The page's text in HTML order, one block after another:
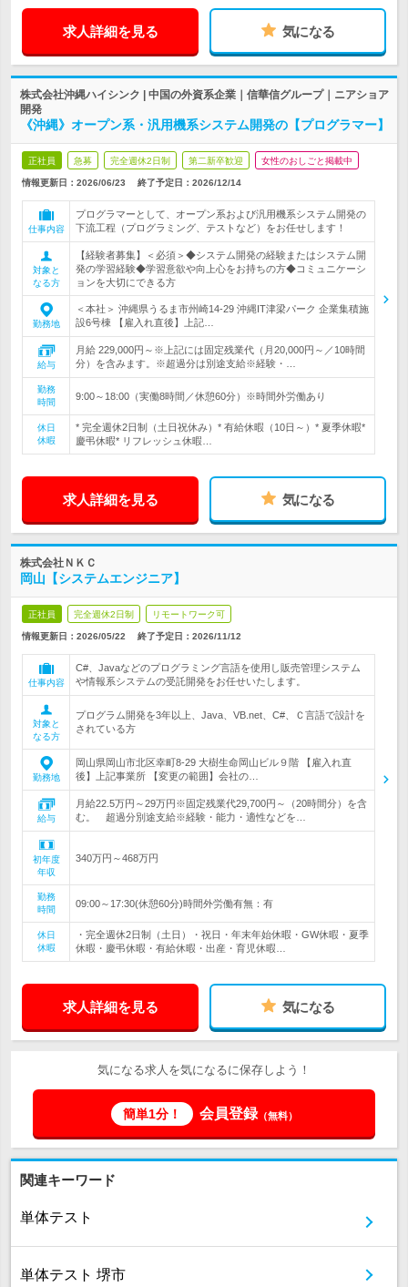
求人詳細を見る 気になる
株式会社沖縄ハイシンク | 中国の外資系企業｜信華信グループ｜ニアショア
開発
《沖縄》オープン系・汎用機系システム開発の【プログラマー】
正社員 急募 完全週休2日制 第二新卒歓迎 女性のおしごと掲載中
情報更新日：2026/06/23 終了予定日： 2026/12/14
仕事内容
プログラマーとして、オープン系および汎用機系システム開発の
下流工程（プログラミング、テストなど）をお任せします！
対象と
なる方
【経験者募集】＜必須＞◆システム開発の経験またはシステム開
発の学習経験◆学習意欲や向上心をお持ちの方◆コミュニケーシ
ョンを大切にできる方
勤務地
＜本社＞ 沖縄県うるま市州崎14-29 沖縄IT津梁パーク 企業集積施
設6号棟 【雇入れ直後】上記…
給与
月給 229,000円～※上記には固定残業代（月20,000円～／10時間
分）を含みます。※超過分は別途支給※経験・…
勤務
時間
9:00～18:00（実働8時間／休憩60分）※時間外労働あり
休日
休暇
* 完全週休2日制（土日祝休み）* 有給休暇（10日～）* 夏季休暇*
慶弔休暇* リフレッシュ休暇…
求人詳細を見る 気になる
株式会社ＮＫＣ
岡山【システムエンジニア】
正社員 完全週休2日制 リモートワーク可
情報更新日：2026/05/22 終了予定日： 2026/11/12
仕事内容
C#、Javaなどのプログラミング言語を使用し販売管理システム
や情報系システムの受託開発をお任せいたします。
対象と
なる方
プログラム開発を3年以上、Java、VB.net、C#、Ｃ言語で設計を
されている方
勤務地
岡山県岡山市北区幸町8-29 大樹生命岡山ビル９階 【雇入れ直
後】上記事業所 【変更の範囲】会社の…
給与
月給22.5万円～29万円※固定残業代29,700円～（20時間分）を含
む。 超過分別途支給※経験・能力・適性などを…
初年度
年収
340万円～468万円
勤務
時間
09:00～17:30(休憩60分)時間外労働有無：有
休日
休暇
・完全週休2日制（土日）・祝日・年末年始休暇・GW休暇・夏季
休暇・慶弔休暇・有給休暇・出産・育児休暇…
求人詳細を見る 気になる
気になる求人を気になるに保存しよう！
簡単1分！ 会員登録（無料）
関連キーワード
単体テスト
単体テスト 堺市